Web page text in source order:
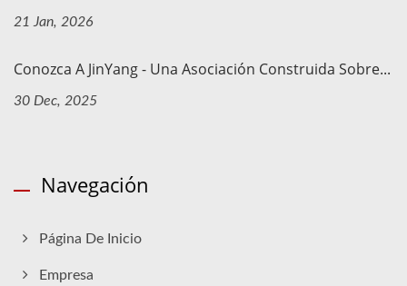
21 Jan, 2026
Conozca A JinYang - Una Asociación Construida Sobre...
30 Dec, 2025
Navegación
Página De Inicio
Empresa